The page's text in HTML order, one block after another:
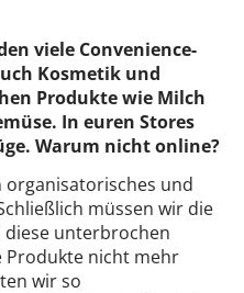
viele Convenience-
Kosmetik und
Produkte wie Milch
In euren Stores
Warum nicht online?
und
müssen wir die
diese unterbrochen
Produkte nicht mehr
wir so